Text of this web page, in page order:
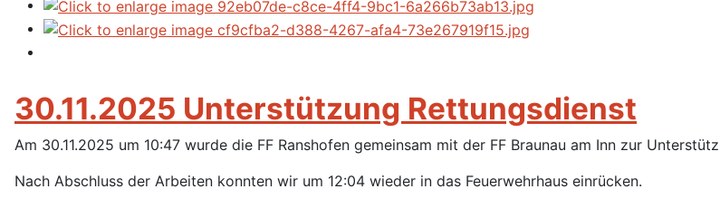
30.11.2025 Unterstützung Rettungsdienst
Am 30.11.2025 um 10:47 wurde die FF Ranshofen gemeinsam mit der FF Braunau am Inn zur
Nach Abschluss der Arbeiten konnten wir um 12:04 wieder in das Feuerwehrhaus einrücken.